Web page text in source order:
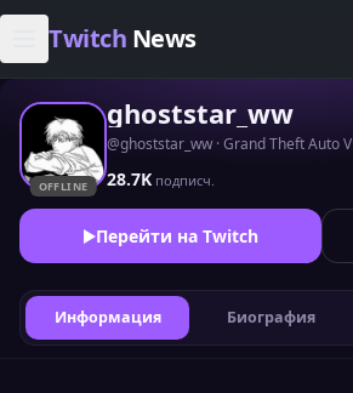
Skip to content
Twitch News
OFFLINE
ghoststar_ww
@ghoststar_ww · Grand Theft Auto V
28.7K подписч.
Перейти на Twitch
Информация Биография